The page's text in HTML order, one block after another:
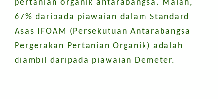
pertanian organik antarabangsa. Malah,
67% daripada piawaian dalam Standard
Asas IFOAM (Persekutuan Antarabangsa
Pergerakan Pertanian Organik) adalah
diambil daripada piawaian Demeter.